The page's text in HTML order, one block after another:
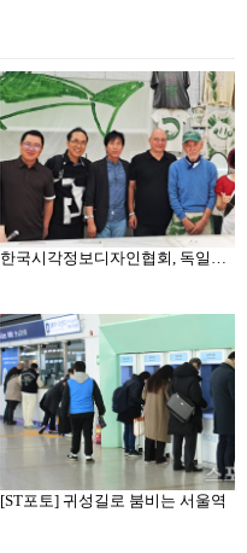
[ST포토] 귀성길로 붐비는 서울역